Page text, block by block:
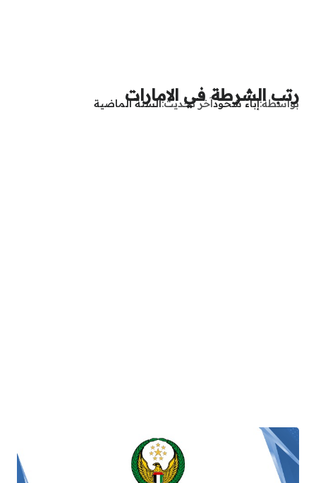
رتب الشرطة في الامارات
بواسطةإباء شحودآخر تحديثالسنة الماضية